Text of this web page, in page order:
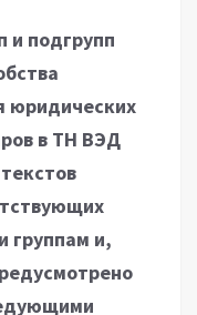
и подгрупп
юридических
в ТН ВЭД
группам и,